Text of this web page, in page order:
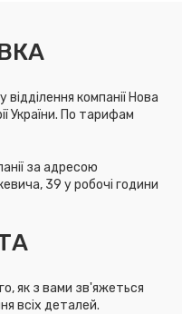
компанії Нова
України. По тарифам
за адресою
39 у робочі години
як з вами зв'яжеться
всіх деталей.